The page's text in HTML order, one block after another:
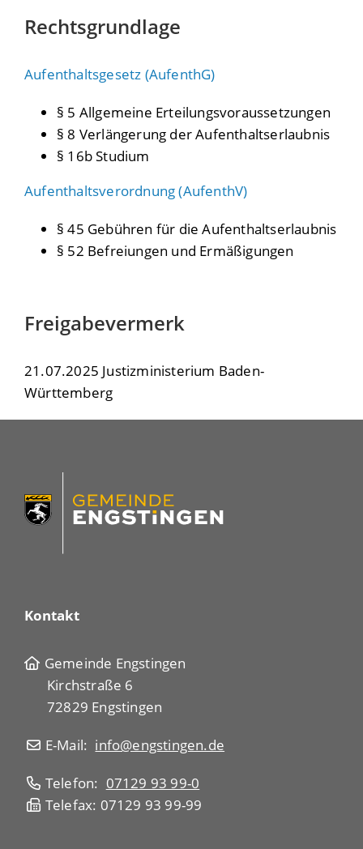
Rechtsgrundlage
Aufenthaltsgesetz (AufenthG)
§ 5 Allgemeine Erteilungsvoraussetzungen
§ 8 Verlängerung der Aufenthaltserlaubnis
§ 16b Studium
Aufenthaltsverordnung (AufenthV)
§ 45 Gebühren für die Aufenthaltserlaubnis
§ 52 Befreiungen und Ermäßigungen
Freigabevermerk
21.07.2025 Justizministerium Baden-
Württemberg
Kontakt
Gemeinde Engstingen
Kirchstraße 6
72829 Engstingen
E-Mail: info@engstingen.de
Telefon: 07129 93 99-0
Telefax: 07129 93 99-99